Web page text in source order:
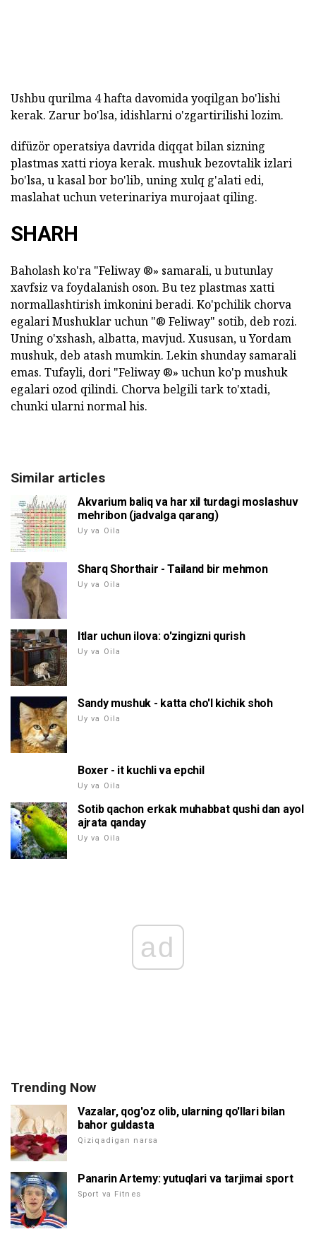
Ushbu qurilma 4 hafta davomida yoqilgan bo'lishi
kerak. Zarur bo'lsa, idishlarni o'zgartirilishi lozim.
difüzör operatsiya davrida diqqat bilan sizning
plastmas xatti rioya kerak. mushuk bezovtalik izlari
bo'lsa, u kasal bor bo'lib, uning xulq g'alati edi,
maslahat uchun veterinariya murojaat qiling.
SHARH
Baholash ko'ra "Feliway ®» samarali, u butunlay
xavfsiz va foydalanish oson. Bu tez plastmas xatti
normallashtirish imkonini beradi. Ko'pchilik chorva
egalari Mushuklar uchun "® Feliway" sotib, deb rozi.
Uning o'xshash, albatta, mavjud. Xususan, u Yordam
mushuk, deb atash mumkin. Lekin shunday samarali
emas. Tufayli, dori "Feliway ®» uchun ko'p mushuk
egalari ozod qilindi. Chorva belgili tark to'xtadi,
chunki ularni normal his.
Similar articles
Akvarium baliq va har xil turdagi moslashuv
mehribon (jadvalga qarang)
Uy va Oila
Sharq Shorthair - Tailand bir mehmon
Uy va Oila
Itlar uchun ilova: o'zingizni qurish
Uy va Oila
Sandy mushuk - katta cho'l kichik shoh
Uy va Oila
Boxer - it kuchli va epchil
Uy va Oila
Sotib qachon erkak muhabbat qushi dan ayol
ajrata qanday
Uy va Oila
ad
Trending Now
Vazalar, qog'oz olib, ularning qo'llari bilan
bahor guldasta
Qiziqadigan narsa
Panarin Artemy: yutuqlari va tarjimai sport
Sport va Fitnes